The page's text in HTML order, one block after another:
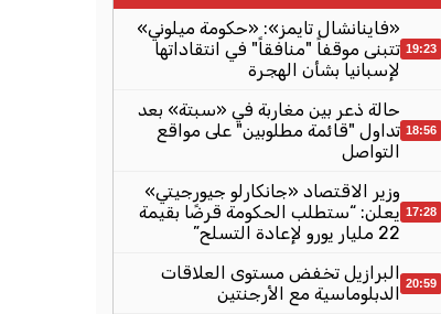
19:23
«فاينانشال تايمز»: «حكومة ميلوني»
تتبنى موقفاً "منافقاً" في انتقاداتها
لإسبانيا بشأن الهجرة
18:56
حالة ذعر بين مغاربة في «سبتة» بعد
تداول "قائمة مطلوبين" على مواقع
التواصل
17:28
وزير الاقتصاد «جانكارلو جيورجيتي»
يعلن: “ستطلب الحكومة قرضًا بقيمة
22 مليار يورو لإعادة التسلح”
20:59 البرازيل تخفض مستوى العلاقات
الدبلوماسية مع الأرجنتين